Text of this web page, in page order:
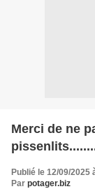
Merci de ne
Publié le 12/09/2025
Par potager.biz